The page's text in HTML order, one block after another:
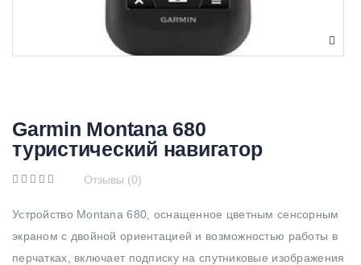
Garmin Montana 680
туристический навигатор
Отзывы (0)
Устройство Montana 680, оснащенное цветным сенсорным
экраном с двойной ориентацией и возможностью работы в
перчатках, включает подписку на спутниковые изображения